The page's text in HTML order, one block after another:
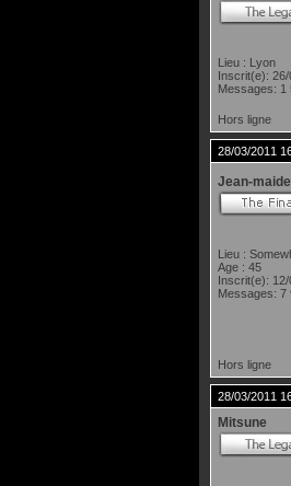
Lieu : Lyon
Inscrit(e): 26/
Messages: 1
Hors ligne
28/03/2011
Jean-
Lieu :
Age : 45
Inscrit(e): 12/
Messages: 7
Hors ligne
28/03/2011
Mitsune